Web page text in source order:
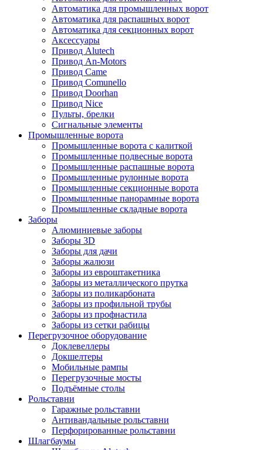
Автоматика для промышленных ворот
Автоматика для распашных ворот
Автоматика для секционных ворот
Аксессуары
Привод Alutech
Привод An-Motors
Привод Came
Привод Comunello
Привод Doorhan
Привод Nice
Пульты, брелки
Сигнальные элементы
Промышленные ворота
Промышленные ворота с калиткой
Промышленные подвесные ворота
Промышленные распашные ворота
Промышленные рулонные ворота
Промышленные секционные ворота
Промышленные панорамные ворота
Промышленные складные ворота
Заборы
Алюминиевые заборы
Заборы 3D
Заборы для дачи
Заборы жалюзи
Заборы из евроштакетника
Заборы из металлического прутка
Заборы из поликарбоната
Заборы из профильной трубы
Заборы из профнастила
Заборы из сетки рабицы
Перегрузочное оборудование
Доклевеллеры
Докшелтеры
Мобильные рампы
Перегрузочные мосты
Подъёмные столы
Рольставни
Гаражные рольставни
Антивандальные рольставни
Перфорированные рольставни
Шлагбаумы